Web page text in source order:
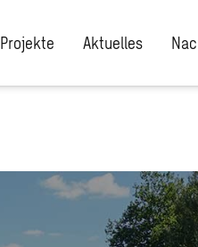
Projekte Aktuelles